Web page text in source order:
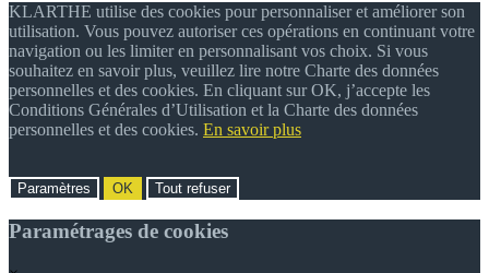
KLARTHE utilise des cookies pour personnaliser et améliorer son
utilisation. Vous pouvez autoriser ces opérations en continuant votre
navigation ou les limiter en personnalisant vos choix. Si vous
souhaitez en savoir plus, veuillez lire notre Charte des données
personnelles et des cookies. En cliquant sur OK, j’accepte les
Conditions Générales d’Utilisation et la Charte des données
personnelles et des cookies. En savoir plus
Paramètres OK Tout refuser
Paramétrages de cookies